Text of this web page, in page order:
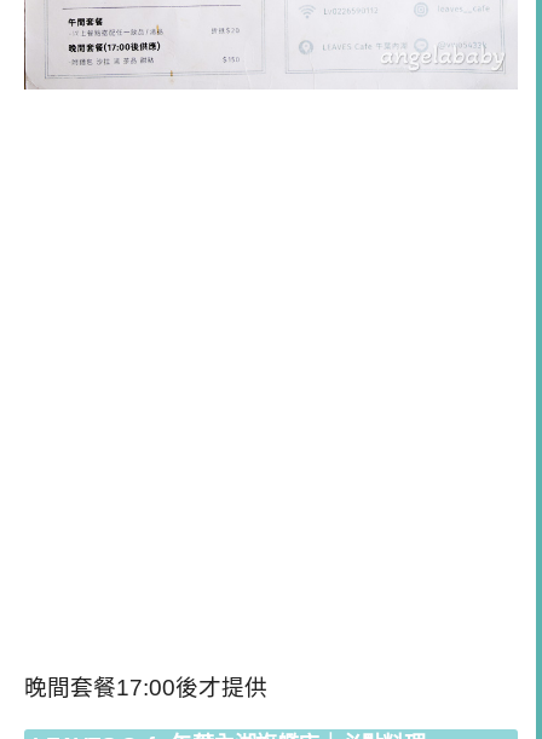
晚間套餐17:00後才提供